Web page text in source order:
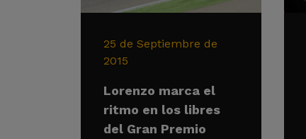
25 de Septiembre de
2015
Lorenzo marca el
ritmo en los libres
del Gran Premio